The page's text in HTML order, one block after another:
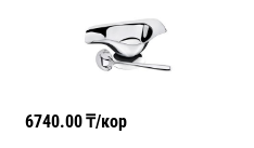
6740.00₸/кор